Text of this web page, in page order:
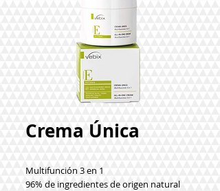
Crema Única
Multifunción 3 en 1
96% de ingredientes de origen natural